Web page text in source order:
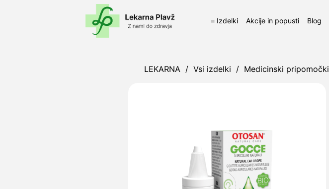
≡ Izdelki Akcije in popusti Blog
LEKARNA / Vsi izdelki / Medicinski pripomočki